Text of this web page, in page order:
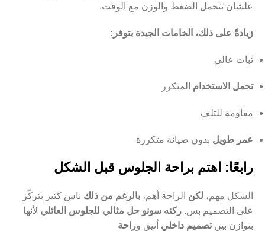
علشان تتحمل الضغط والوزن مع الوقت.
زيادةً على ذلك، الخامات الجيدة بتوفر:
ثبات عالي
تحمل الاستخدام المتكرر
مقاومة للتلف
عمر طويل بدون صيانة متكررة
رابعًا: اهتم براحة الجلوس قبل الشكل
الشكل مهم، لكن الراحة أهم، بالرغم من ذلك ناس كتير بتركّز
على التصميم بس. ركنه سونو حل مثالي للجلوس العائلي لأنها
بتوازن بينتصميم داخلي أنيق وراحة